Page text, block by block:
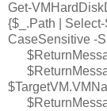
Get-
{$_.Path |
CaseSensitive -